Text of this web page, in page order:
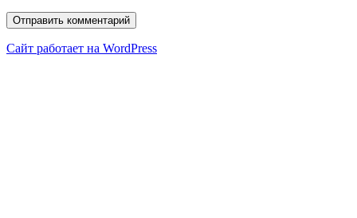
Сайт работает на WordPress